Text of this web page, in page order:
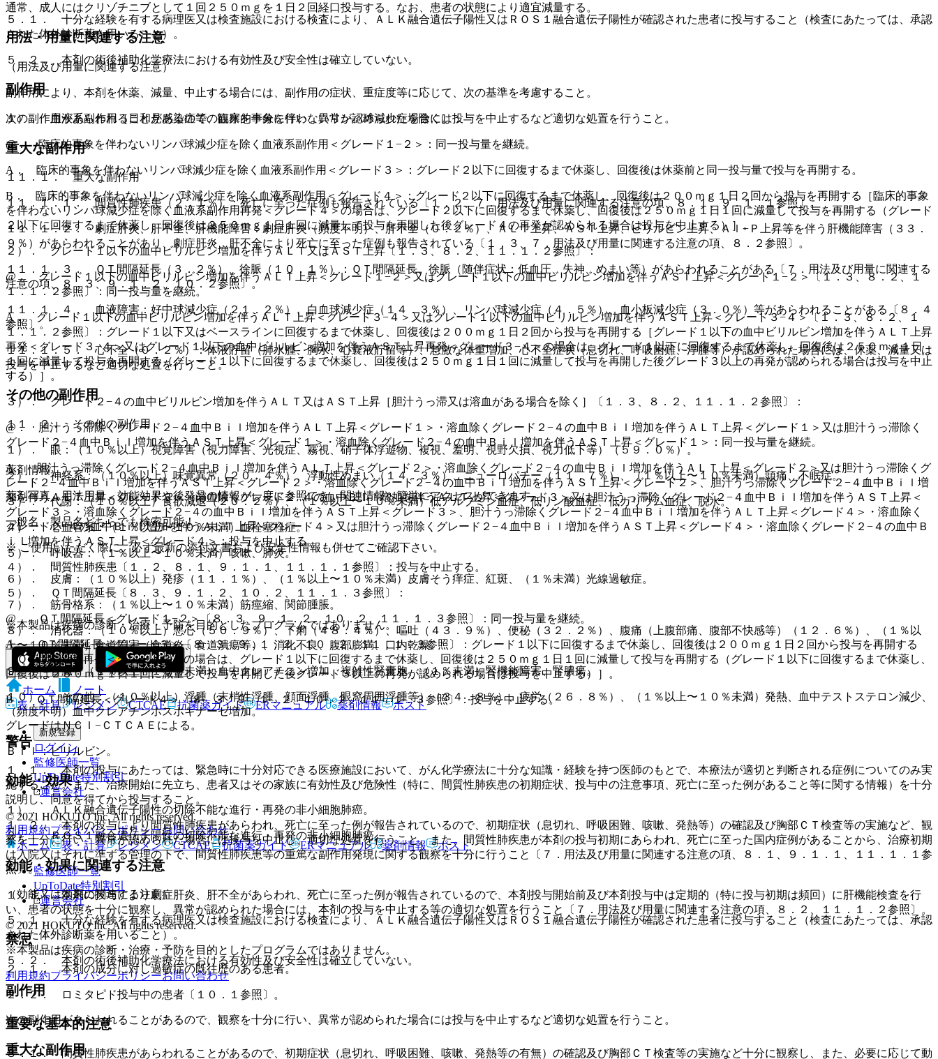
５．１． 十分な経験を有する病理医又は検査施設における検査により、ＡＬＫ融合遺伝子陽性又はＲＯＳ１融合遺伝子陽性が確認された患者に投与すること（検査にあたっては、承認
された体外診断薬を用いること）。
５．２． 本剤の術後補助化学療法における有効性及び安全性は確立していない。
副作用
次の副作用があらわれることがあるので、観察を十分に行い、異常が認められた場合には投与を中止するなど適切な処置を行うこと。
重大な副作用
１１．１． 重大な副作用
１１．１．１． 間質性肺疾患（２．１％）：死亡に至った症例も報告されている〔１．２、７．用法及び用量に関連する注意の項、８．１、９．１．１参照〕。
１１．１．２． 劇症肝炎、肝不全、肝機能障害：劇症肝炎（頻度不明）、肝不全（０．２％）、ＡＬＴ上昇、ＡＳＴ上昇、ビリルビン上昇、Ａｌ−Ｐ上昇等を伴う肝機能障害（３３．
９％）があらわれることがあり、劇症肝炎、肝不全により死亡に至った症例も報告されている〔１．３、７．用法及び用量に関連する注意の項、８．２参照〕。
１１．１．３． ＱＴ間隔延長（３．２％）、徐脈（１０．１％）：ＱＴ間隔延長、徐脈（随伴症状：低血圧、失神、めまい等）があらわれることがある〔７．用法及び用量に関連する
注意の項、８．３、９．１．２、１０．２参照〕。
１１．１．４． 血液障害：好中球減少症（２１．２％）、白血球減少症（１４．３％）、リンパ球減少症（４．５％）、血小板減少症（３．０％）等があらわれることがある〔８．４
参照〕。
１１．１．５． 心不全（０．２％）：体液貯留（肺水腫、胸水、心嚢液貯留等）、急激な体重増加、心不全症状（息切れ、呼吸困難、浮腫等）が認められた場合には、休薬、減量又は
投与を中止するなど適切な処置を行うこと。
その他の副作用
１１．２． その他の副作用
１）． 眼：（１０％以上）視覚障害（視力障害、光視症、霧視、硝子体浮遊物、複視、羞明、視野欠損、視力低下等）（５９．０％）。
２）． 神経系：（１０％以上）味覚異常（２０．４％）、浮動性めまい（１４．３％）、ニューロパチー（１１．７％）、（１％以上〜１０％未満）頭痛、不眠症。
３）． 代謝：（１０％以上）食欲減退（２０．２％）、（１％以上〜１０％未満）低アルブミン血症、低リン酸血症、低カリウム血症、脱水。
４）． 心血管系：（１％以上〜１０％未満）血栓塞栓症。
５）． 呼吸器：（１％以上〜１０％未満）咳嗽、肺炎。
６）． 皮膚：（１０％以上）発疹（１１．１％）、（１％以上〜１０％未満）皮膚そう痒症、紅斑、（１％未満）光線過敏症。
７）． 筋骨格系：（１％以上〜１０％未満）筋痙縮、関節腫脹。
８）． 消化器：（１０％以上）悪心（５０．９％）、下痢（４８．４％）、嘔吐（４３．９％）、便秘（３２．２％）、腹痛（上腹部痛、腹部不快感等）（１２．６％）、（１％以
上〜１０％未満）食道障害（食道炎、食道潰瘍等）、消化不良、腹部膨満、口内乾燥。
９）． 腎臓：（１％以上〜１０％未満）血中クレアチニン増加、複雑性腎嚢胞、（１％未満）腎機能障害、腎膿瘍。
１０）． その他：（１０％以上）浮腫（末梢性浮腫、顔面浮腫、眼窩周囲浮腫等）（３４．８％）、疲労（２６．８％）、（１％以上〜１０％未満）発熱、血中テストステロン減少、
（頻度不明）血中クレアチンホスホキナーゼ増加。
警告
１．１． 本剤の投与にあたっては、緊急時に十分対応できる医療施設において、がん化学療法に十分な知識・経験を持つ医師のもとで、本療法が適切と判断される症例についてのみ実
施すること。また、治療開始に先立ち、患者又はその家族に有効性及び危険性（特に、間質性肺疾患の初期症状、投与中の注意事項、死亡に至った例があること等に関する情報）を十分
説明し、同意を得てから投与すること。
１．２． 本剤の投与により間質性肺疾患があらわれ、死亡に至った例が報告されているので、初期症状（息切れ、呼吸困難、咳嗽、発熱等）の確認及び胸部ＣＴ検査等の実施など、観
察を十分に行い、異常が認められた場合には投与を中止し、適切な処置を行うこと。また、間質性肺疾患が本剤の投与初期にあらわれ、死亡に至った国内症例があることから、治療初期
は入院又はそれに準ずる管理の下で、間質性肺疾患等の重篤な副作用発現に関する観察を十分に行うこと〔７．用法及び用量に関連する注意の項、８．１、９．１．１、１１．１．１参
照〕。
１．３． 本剤の投与により劇症肝炎、肝不全があらわれ、死亡に至った例が報告されているので、本剤投与開始前及び本剤投与中は定期的（特に投与初期は頻回）に肝機能検査を行
い、患者の状態を十分に観察し、異常が認められた場合には、本剤の投与を中止する等の適切な処置を行うこと〔７．用法及び用量に関連する注意の項、８．２、１１．１．２参照〕。
禁忌
２．１． 本剤の成分に対し過敏症の既往歴のある患者。
２．２． ロミタピド投与中の患者〔１０．１参照〕。
重要な基本的注意
８．１． 間質性肺疾患があらわれることがあるので、初期症状（息切れ、呼吸困難、咳嗽、発熱等の有無）の確認及び胸部ＣＴ検査等の実施など十分に観察し、また、必要に応じて動
通常、成人にはクリゾチニブとして１回２５０ｍｇを１日２回経口投与する。なお、患者の状態により適宜減量する。
用法・用量に関連する注意
（用法及び用量に関連する注意）
副作用により、本剤を休薬、減量、中止する場合には、副作用の症状、重症度等に応じて、次の基準を考慮すること。
１）． 血液系副作用［日和見感染症等の臨床的事象を伴わないリンパ球減少症を除く］：
@． 臨床的事象を伴わないリンパ球減少症を除く血液系副作用＜グレード１−２＞：同一投与量を継続。
A． 臨床的事象を伴わないリンパ球減少症を除く血液系副作用＜グレード３＞：グレード２以下に回復するまで休薬し、回復後は休薬前と同一投与量で投与を再開する。
B． 臨床的事象を伴わないリンパ球減少症を除く血液系副作用＜グレード４＞：グレード２以下に回復するまで休薬し、回復後は２００ｍｇ１日２回から投与を再開する［臨床的事象
を伴わないリンパ球減少症を除く血液系副作用再発＜グレード４＞の場合は、グレード２以下に回復するまで休薬し、回復後は２５０ｍｇ１日１回に減量して投与を再開する（グレード
２以下に回復するまで休薬し、回復後は２５０ｍｇ１日１回に減量して投与を再開した後グレード４の再発が認められる場合は投与を中止する）］。
２）． グレード１以下の血中ビリルビン増加を伴うＡＬＴ又はＡＳＴ上昇〔１．３、８．２、１１．１．２参照〕：
@． グレード１以下の血中ビリルビン増加を伴うＡＬＴ上昇＜グレード１−２＞又はグレード１以下の血中ビリルビン増加を伴うＡＳＴ上昇＜グレード１−２＞〔１．３、８．２、１
１．１．２参照〕：同一投与量を継続。
A． グレード１以下の血中ビリルビン増加を伴うＡＬＴ上昇＜グレード３−４＞又はグレード１以下の血中ビリルビン増加を伴うＡＳＴ上昇＜グレード３−４＞〔１．３、８．２、１
１．１．２参照〕：グレード１以下又はベースラインに回復するまで休薬し、回復後は２００ｍｇ１日２回から投与を再開する［グレード１以下の血中ビリルビン増加を伴うＡＬＴ上昇
再発＜グレード３−４＞又はグレード１以下の血中ビリルビン増加を伴うＡＳＴ上昇再発＜グレード３−４＞の場合は、グレード１以下に回復するまで休薬し、回復後は２５０ｍｇ１日
１回に減量して投与を再開する（グレード１以下に回復するまで休薬し、回復後は２５０ｍｇ１日１回に減量して投与を再開した後グレード３以上の再発が認められる場合は投与を中止
する）］。
３）． グレード２−４の血中ビリルビン増加を伴うＡＬＴ又はＡＳＴ上昇［胆汁うっ滞又は溶血がある場合を除く］〔１．３、８．２、１１．１．２参照〕：
@． 胆汁うっ滞除くグレード２−４血中Ｂｉｌ増加を伴うＡＬＴ上昇＜グレード１＞・溶血除くグレード２−４の血中Ｂｉｌ増加を伴うＡＬＴ上昇＜グレード１＞又は胆汁うっ滞除く
グレード２−４血中Ｂｉｌ増加を伴うＡＳＴ上昇＜グレード１＞・溶血除くグレード２−４の血中Ｂｉｌ増加を伴うＡＳＴ上昇＜グレード１＞：同一投与量を継続。
A． 胆汁うっ滞除くグレード２−４血中Ｂｉｌ増加を伴うＡＬＴ上昇＜グレード２＞・溶血除くグレード２−４の血中Ｂｉｌ増加を伴うＡＬＴ上昇＜グレード２＞又は胆汁うっ滞除くグ
レード２−４血中Ｂｉｌ増加を伴うＡＳＴ上昇＜グレード２＞・溶血除くグレード２−４の血中Ｂｉｌ増加を伴うＡＳＴ上昇＜グレード２＞、胆汁うっ滞除くグレード２−４血中Ｂｉｌ増
加を伴うＡＬＴ上昇＜グレード３＞・溶血除くグレード２−４の血中Ｂｉｌ増加を伴うＡＬＴ上昇＜グレード３＞又は胆汁うっ滞除くグレード２−４血中Ｂｉｌ増加を伴うＡＳＴ上昇＜
グレード３＞・溶血除くグレード２−４の血中Ｂｉｌ増加を伴うＡＳＴ上昇＜グレード３＞、胆汁うっ滞除くグレード２−４血中Ｂｉｌ増加を伴うＡＬＴ上昇＜グレード４＞・溶血除く
グレード２−４の血中Ｂｉｌ増加を伴うＡＬＴ上昇＜グレード４＞又は胆汁うっ滞除くグレード２−４血中Ｂｉｌ増加を伴うＡＳＴ上昇＜グレード４＞・溶血除くグレード２−４の血中Ｂ
ｉｌ増加を伴うＡＳＴ上昇＜グレード４＞：投与を中止する。
４）． 間質性肺疾患〔１．２、８．１、９．１．１、１１．１．１参照〕：投与を中止する。
５）． ＱＴ間隔延長〔８．３、９．１．２、１０．２、１１．１．３参照〕：
@． ＱＴ間隔延長＜グレード１−２＞〔８．３、９．１．２、１０．２、１１．１．３参照〕：同一投与量を継続。
A． ＱＴ間隔延長＜グレード３＞〔８．３、９．１．２、１０．２、１１．１．３参照〕：グレード１以下に回復するまで休薬し、回復後は２００ｍｇ１日２回から投与を再開する
［ＱＴ間隔延長再発＜グレード３＞の場合は、グレード１以下に回復するまで休薬し、回復後は２５０ｍｇ１日１回に減量して投与を再開する（グレード１以下に回復するまで休薬し、
回復後は２５０ｍｇ１日１回に減量して投与を再開した後グレード３以上の再発が認められる場合は投与を中止する）］。
B． ＱＴ間隔延長＜グレード４＞〔８．３、９．１．２、１０．２、１１．１．３参照〕：投与を中止する。
グレードはＮＣＩ−ＣＴＣＡＥによる。
Ｂｉｌ：ビリルビン。
効能・効果
１）． ＡＬＫ融合遺伝子陽性の切除不能な進行・再発の非小細胞肺癌。
２）． ＲＯＳ１融合遺伝子陽性の切除不能な進行・再発の非小細胞肺癌。
効能・効果に関連する注意
（効能又は効果に関連する注意）
５．１． 十分な経験を有する病理医又は検査施設における検査により、ＡＬＫ融合遺伝子陽性又はＲＯＳ１融合遺伝子陽性が確認された患者に投与すること（検査にあたっては、承認
された体外診断薬を用いること）。
５．２． 本剤の術後補助化学療法における有効性及び安全性は確立していない。
副作用
次の副作用があらわれることがあるので、観察を十分に行い、異常が認められた場合には投与を中止するなど適切な処置を行うこと。
重大な副作用
薬剤情報
薬剤写真、用法用量、効能効果や後発品の情報が一度に参照でき、関連情報へ簡単にアクセスができます。
一般名、製品名どちらでも検索可能！
※ ご使用いただく際に、必ず最新の添付文書および安全性情報も併せてご確認下さい。
※本製品は疾病の診断・治療・予防を目的としたプログラムではありません。
ホーム
ノート
表・計算
レジメン CTCAE 抗菌薬ガイド ERマニュアル 薬剤情報 ポスト
新規登録
ログイン
監修医師一覧
UpToDate特別割引
運営会社
© 2021 HOKUTO Inc. All rights reserved.
利用規約プライバシーポリシーお問い合わせ
ホーム
表・計算 レジメン CTCAE 抗菌薬ガイド ERマニュアル 薬剤情報 ポスト
監修医師一覧
UpToDate特別割引
運営会社
© 2021 HOKUTO Inc. All rights reserved.
※本製品は疾病の診断・治療・予防を目的としたプログラムではありません。
利用規約プライバシーポリシーお問い合わせ